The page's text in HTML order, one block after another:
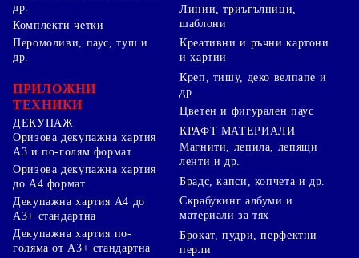
др.
Комплекти четки
Линии, триъгълници,
шаблони
Перомоливи, паус, туш и
др.
ПРИЛОЖНИ
ТЕХНИКИ
ДЕКУПАЖ
Оризова декупажна хартия
А3 и по-голям формат
Оризова декупажна хартия
до А4 формат
Декупажна хартия А4 до
А3+ стандартна
Декупажна хартия по-
голяма от А3+ стандартна
Креативни и ръчни картони
и хартии
Креп, тишу, деко велпапе и
др.
Цветен и фигурален паус
КРАФТ МАТЕРИАЛИ
Магнити, лепила, лепящи
ленти и др.
Брадс, капси, копчета и др.
Скрабукинг албуми и
материали за тях
Брокат, пудри, перфектни
перли